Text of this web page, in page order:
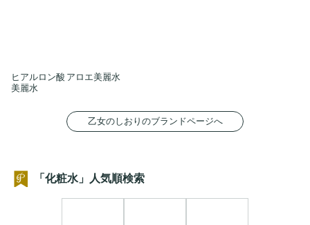
ヒアルロン酸
美麗水
アロエ美麗水
乙女のしおりのブランドページへ
「化粧水」人気順検索